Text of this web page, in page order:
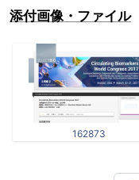
添付画像・ファイル
162873